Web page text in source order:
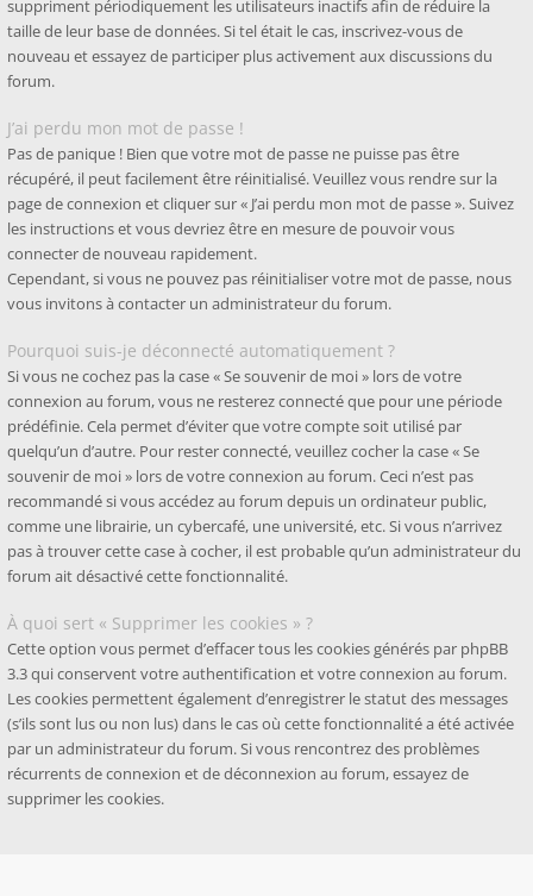
suppriment périodiquement les utilisateurs inactifs afin de réduire la
taille de leur base de données. Si tel était le cas, inscrivez-vous de
nouveau et essayez de participer plus activement aux discussions du
forum.
J’ai perdu mon mot de passe !
Pas de panique ! Bien que votre mot de passe ne puisse pas être
récupéré, il peut facilement être réinitialisé. Veuillez vous rendre sur la
page de connexion et cliquer sur « J’ai perdu mon mot de passe ». Suivez
les instructions et vous devriez être en mesure de pouvoir vous
connecter de nouveau rapidement.
Cependant, si vous ne pouvez pas réinitialiser votre mot de passe, nous
vous invitons à contacter un administrateur du forum.
Pourquoi suis-je déconnecté automatiquement ?
Si vous ne cochez pas la case « Se souvenir de moi » lors de votre
connexion au forum, vous ne resterez connecté que pour une période
prédéfinie. Cela permet d’éviter que votre compte soit utilisé par
quelqu’un d’autre. Pour rester connecté, veuillez cocher la case « Se
souvenir de moi » lors de votre connexion au forum. Ceci n’est pas
recommandé si vous accédez au forum depuis un ordinateur public,
comme une librairie, un cybercafé, une université, etc. Si vous n’arrivez
pas à trouver cette case à cocher, il est probable qu’un administrateur du
forum ait désactivé cette fonctionnalité.
À quoi sert « Supprimer les cookies » ?
Cette option vous permet d’effacer tous les cookies générés par phpBB
3.3 qui conservent votre authentification et votre connexion au forum.
Les cookies permettent également d’enregistrer le statut des messages
(s’ils sont lus ou non lus) dans le cas où cette fonctionnalité a été activée
par un administrateur du forum. Si vous rencontrez des problèmes
récurrents de connexion et de déconnexion au forum, essayez de
supprimer les cookies.